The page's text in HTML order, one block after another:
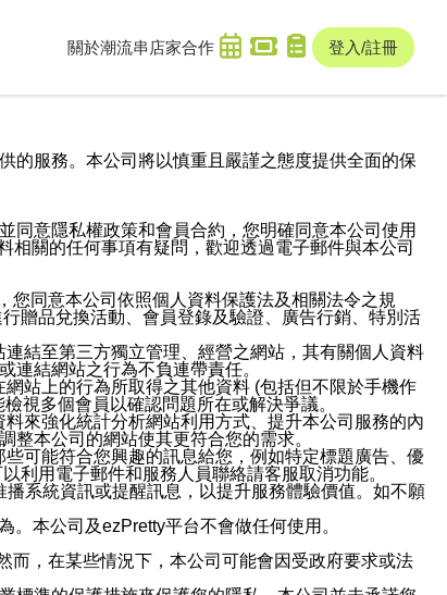
關於潮流串 店家合作 登入/註冊
的服務。本公司將以慎重且嚴謹之態度提供全面的保
同意隱私權政策和會員合約，您明確同意本公司使用
關的任何事項有疑問，歡迎透過電子郵件與本公司
同意本公司依照個人資料保護法及相關法令之規
贈品兌換活動、會員登錄及驗證、廣告行銷、特別活
結至第三方獨立管理、經營之網站，其有關個人資料
連結網站之行為不負連帶責任。
站上的行為所取得之其他資料 (包括但不限於手機作
視多個會員以確認問題所在或解決爭議。
來強化統計分析網站利用方式、提升本公司服務的內
本公司的網站使其更符合您的需求。
可能符合您興趣的訊息給您，例如特定標題廣告、優
利用電子郵件和服務人員聯絡請客服取消功能。
系統資訊或提醒訊息，以提升服務體驗價值。如不願
本公司及ezPretty平台不會做任何使用。
而，在某些情況下，本公司可能會因受政府要求或法